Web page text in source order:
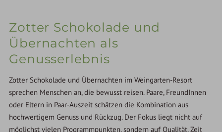
Zotter Schokolade und
Übernachten als
Genusserlebnis
Zotter Schokolade und Übernachten im Weingarten-Resort
sprechen Menschen an, die bewusst reisen. Paare, FreundInnen
oder Eltern in Paar-Auszeit schätzen die Kombination aus
hochwertigem Genuss und Rückzug. Der Fokus liegt nicht auf
möglichst vielen Programmpunkten, sondern auf Qualität, Zeit